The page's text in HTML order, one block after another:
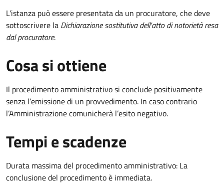
L'istanza può essere presentata da un procuratore, che deve
sottoscrivere la Dichiarazione sostitutiva dell'atto di notorietà resa
dal procuratore.
Cosa si ottiene
Il procedimento amministrativo si conclude positivamente
senza l’emissione di un provvedimento. In caso contrario
l’Amministrazione comunicherà l’esito negativo.
Tempi e scadenze
Durata massima del procedimento amministrativo: La
conclusione del procedimento è immediata.